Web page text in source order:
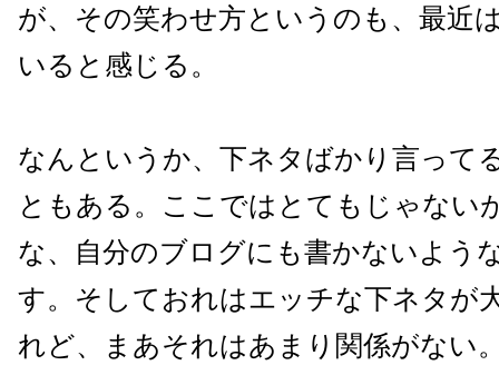
が、その笑わせ方というのも、最近
いると感じる。
なんというか、下ネタばかり言って
ともある。ここではとてもじゃない
な、自分のブログにも書かないよう
す。そしておれはエッチな下ネタが
れど、まあそれはあまり関係がない